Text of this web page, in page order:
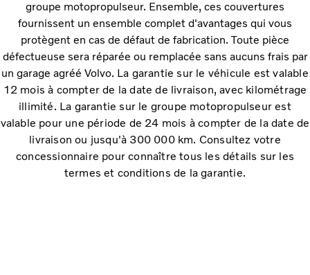
groupe motopropulseur. Ensemble, ces couvertures
fournissent un ensemble complet d'avantages qui vous
protègent en cas de défaut de fabrication. Toute pièce
défectueuse sera réparée ou remplacée sans aucuns frais par
un garage agréé Volvo. La garantie sur le véhicule est valable
12 mois à compter de la date de livraison, avec kilométrage
illimité. La garantie sur le groupe motopropulseur est
valable pour une période de 24 mois à compter de la date de
livraison ou jusqu'à 300 000 km. Consultez votre
concessionnaire pour connaître tous les détails sur les
termes et conditions de la garantie.